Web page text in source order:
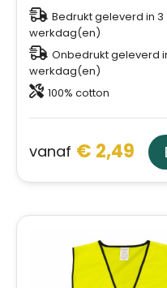
Bedrukt geleverd in 3
werkdag(en)
Onbedrukt geleverd
werkdag(en)
100% cotton
vanaf € 2,49